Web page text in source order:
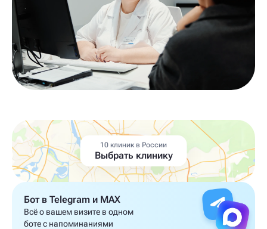
10 клиник в России
Выбрать клинику
Бот в Telegram и MAX
Всё о вашем визите в одном
боте с напоминаниями